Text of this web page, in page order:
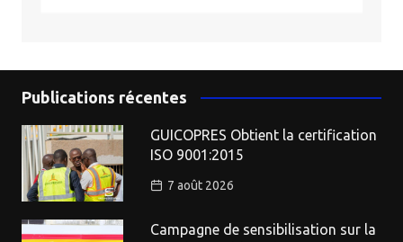
Publications récentes
GUICOPRES Obtient la certification
ISO 9001:2015
7 août 2026
Campagne de sensibilisation sur la